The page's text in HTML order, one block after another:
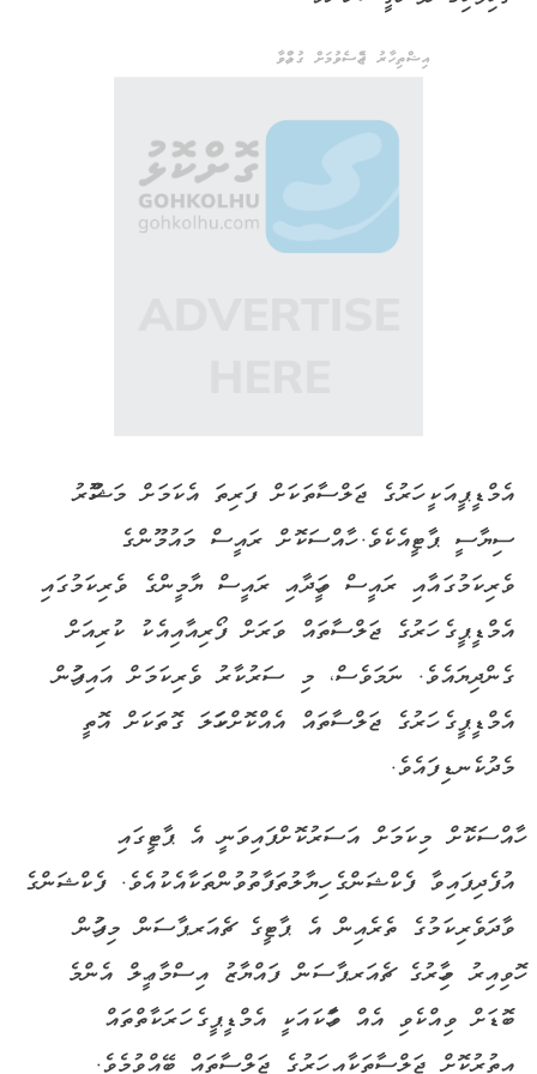
އިޝްތިހާރު ޖެއްސެވުމަށް ގުޅުއްވާ
އެމްޑީޕީއަކީ ހަރުގެ ޖަލްސާތަކަށް ފަރިތަ އެކަމަށް މަޝްހޫރު
ސިޔާސީ ޕާޓީއެކެވެ. ހާއްސަކޮށް ރައީސް މައުމޫންގެ
ވެރިކަމުގައާއި ރައީސް ވަހީދާއި ރައީސް ޔާމީންގެ ވެރިކަމުގައި
އެމްޑީޕީގެ ހަރުގެ ޖަލްސާތައް ވަރަށް ފޯރިއާއިއެކު ކުރިއަށް
ގެންދިޔައެވެ. ނަމަވެސް، މި ސަރުކާރު ވެރިކަމަށް އައިފަހުން
އެމްޑީޕީގެ ހަރުގެ ޖަލްސާތައް އެއްކޮށްކަހަލަ ގޮތަކަށް އޮތީ
މެދުކެނޑިފައެވެ.
ހާއްސަކޮށް މިކަމަށް އަސަރުކޮށްފައިވަނީ އެ ޕާޓީގައި
އުފެދިފައިވާ ފެކްޝަންގެ ހިޔާލުތަފާތުވުންތަކާއެކުއެވެ. ފެކްޝަންގެ
ވާދަވެރިކަމުގެ ތެރެއިން އެ ޕާޓީގެ ޗެއަރޕާސަން މިފަހުން
ހޮވިއިރު މިހާރުގެ ޗެއަރޕާސަން ފައްޔާޒު އިސްމާޢީލް އެންމެ
ބޮޑަށް ވިއްކެވި އެއް ވާހަކައަކީ އެމްޑީޕީގެ ހަރަކާތްތައް
އިތުރުކޮށް ޖަލްސާތަކާއި ހަރުގެ ޖަލްސާތައް ބޭއްވުމެވެ.